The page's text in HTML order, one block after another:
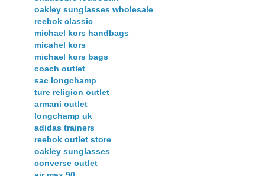
oakley sunglasses wholesale
reebok classic
michael kors handbags
micahel kors
michael kors bags
coach outlet
sac longchamp
ture religion outlet
armani outlet
longchamp uk
adidas trainers
reebok outlet store
oakley sunglasses
converse outlet